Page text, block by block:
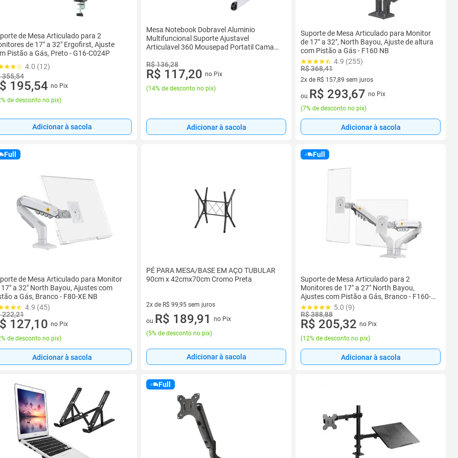
de Mesa Articulado para 2
de 17" a 32" Ergofirst, Ajuste
Pistão a Gás, Preto - G16-C024P
4.0 (12)
355,54
195,54 no Pix
de desconto no pix)
Adicionar à sacola
Mesa Notebook Dobravel Aluminio
Multifuncional Suporte Ajustavel
Articulavel 360 Mousepad Portatil Cama
R$ 136,28
R$ 117,20 no Pix
(14% de desconto no pix)
Adicionar à sacola
Suporte de Mesa Articulado para Monitor
de 17" a 32", North Bayou, Ajuste de altura
com Pistão a Gás - F160 NB
4.9 (255)
R$ 368,41
2x de R$ 157,89 sem juros
2 vez de R$ 157,89 sem juros
ou R$ 293,67 no Pix
(7% de desconto no pix)
Adicionar à sacola
Full
de Mesa Articulado para Monitor
17" a 32" North Bayou, Ajustes com
a Gás, Branco - F80-XE NB
4.9 (45)
222,21
127,10 no Pix
de desconto no pix)
Adicionar à sacola
PÉ PARA MESA/BASE EM AÇO TUBULAR
90cm x 42cmx70cm Cromo Preta
2x de R$ 99,95 sem juros
2 vez de R$ 99,95 sem juros
ou R$ 189,91
no Pix
(5% de desconto no pix)
Adicionar à sacola
Full
Suporte de Mesa Articulado para 2
Monitores de 17" a 27" North Bayou,
Ajustes com Pistão a Gás, Branco - F160-
XE NB
5.0 (9)
R$ 388,88
R$ 205,32 no Pix
(12% de desconto no pix)
Adicionar à sacola
Full